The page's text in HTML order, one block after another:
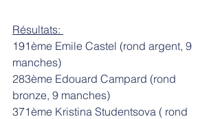
Résultats:
191ème Emile Castel (rond argent, 9
manches)
283ème Edouard Campard (rond
bronze, 9 manches)
371ème Kristina Studentsova ( rond